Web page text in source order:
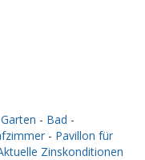
Garten - Bad -
- Pavillon für
Zinskonditionen